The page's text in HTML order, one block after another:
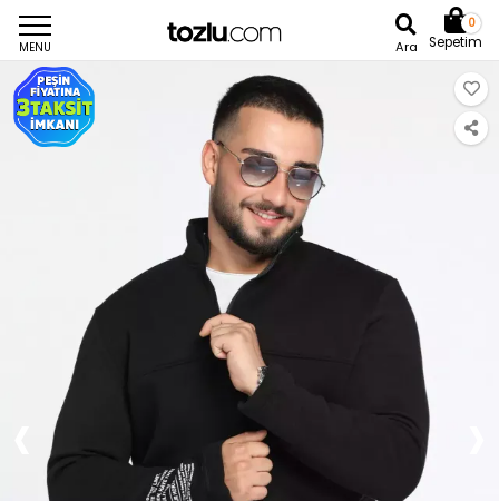
MENU Ara
0
Sepetim